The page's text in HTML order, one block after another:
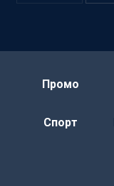
Промо
Спорт